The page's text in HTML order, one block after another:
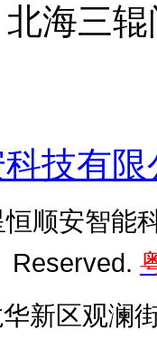
海三辊
技有
顺安智能
Reserved.
新区观澜